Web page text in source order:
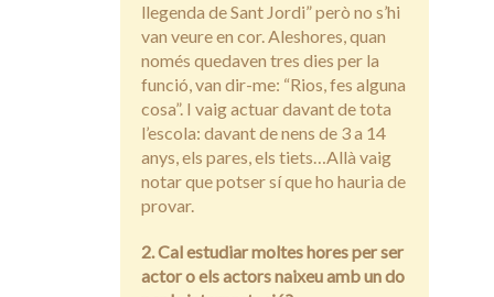
llegenda de Sant Jordi” però no s’hi
van veure en cor. Aleshores, quan
només quedaven tres dies per la
funció, van dir-me: “Rios, fes alguna
cosa”. I vaig actuar davant de tota
l’escola: davant de nens de 3 a 14
anys, els pares, els tiets…Allà vaig
notar que potser sí que ho hauria de
provar.
2. Cal estudiar moltes hores per ser
actor o els actors naixeu amb un do